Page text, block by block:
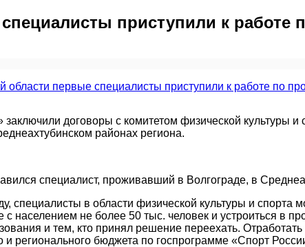
приступили к работе
договоры с комитетом физической культуры и
районах региона.
специалист, проживавший в Волгограде, в
в области физической культуры и спорта
населением не более 50 тыс. человек и устроиться в
и тем, кто принял решение переехать.
регионального бюджета по госпрограмме «Спорт